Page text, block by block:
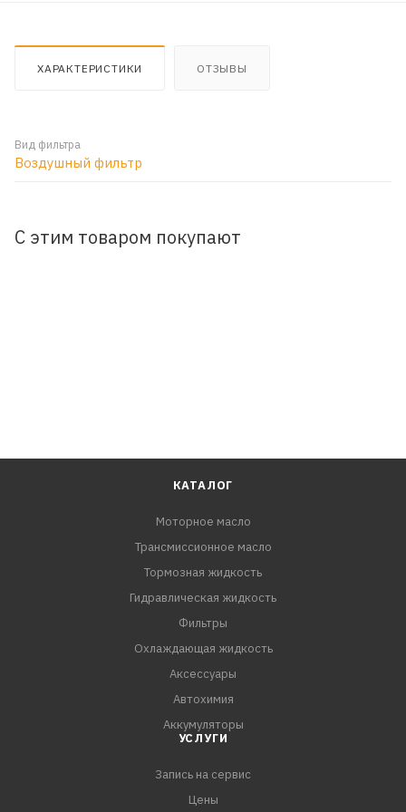
ХАРАКТЕРИСТИКИ ОТЗЫВЫ
Вид фильтра
Воздушный фильтр
С этим товаром покупают
КАТАЛОГ
Моторное масло
Трансмиссионное масло
Тормозная жидкость
Гидравлическая жидкость
Фильтры
Охлаждающая жидкость
Аксессуары
Автохимия
Аккумуляторы
УСЛУГИ
Запись на сервис
Цены